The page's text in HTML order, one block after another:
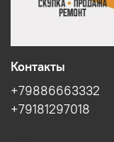
Контакты
+79886663332
+79181297018